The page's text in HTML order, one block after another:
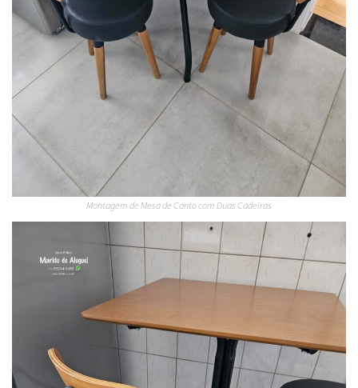
Montagem de Mesa de Canto com Duas Cadeiras